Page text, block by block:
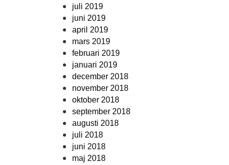
juli 2019
juni 2019
april 2019
mars 2019
februari 2019
januari 2019
december 2018
november 2018
oktober 2018
september 2018
augusti 2018
juli 2018
juni 2018
maj 2018